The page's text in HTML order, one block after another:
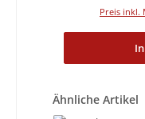
Preis inkl.
Produktgalerie
Ähnliche Artikel